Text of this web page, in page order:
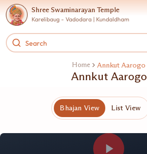
Shree Swaminarayan Temple
Karelibaug - Vadodara | Kundaldham
Home Annkut Aarogo
Annkut Aarogo
Bhajan View List View